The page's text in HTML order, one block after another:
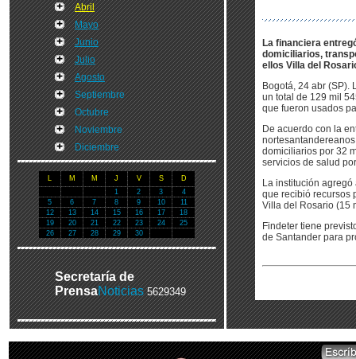
Abril
Mayo
Junio
Julio
Agosto
Septiembre
Octubre
Noviembre
Diciembre
L M M J V S
D
1
2 3
4
5
6 7 8 9 10
11
12
13 14 15 16 17
18
19
20 21 22 23 24
25
26
27 28 29 30
Secretaría de
PrensaNoticias 5629349
La financiera
domiciliarios,
ellos Villa del
Bogotá, 24 abr (SP).
un total de 129 mil
que fueron usados
De acuerdo con la
domiciliarios por 32
servicios de salud
La institución
que recibió recursos
Villa del Rosario (15
Findeter tiene
de Santander para